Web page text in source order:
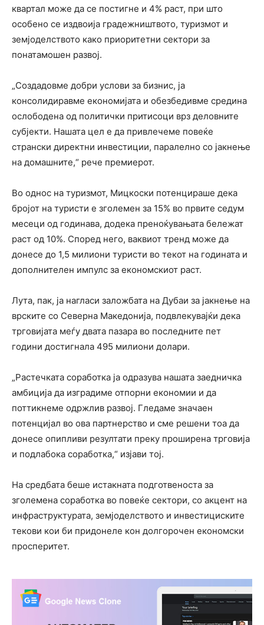
квартал може да се постигне и 4% раст, при што
особено се издвоија градежништвото, туризмот и
земјоделството како приоритетни сектори за
понатамошен развој.
„Создадовме добри услови за бизнис, ја
консолидиравме економијата и обезбедивме средина
ослободена од политички притисоци врз деловните
субјекти. Нашата цел е да привлечеме повеќе
странски директни инвестиции, паралелно со јакнење
на домашните,“ рече премиерот.
Во однос на туризмот, Мицкоски потенцираше дека
бројот на туристи е зголемен за 15% во првите седум
месеци од годинава, додека преноќувањата бележат
раст од 10%. Според него, ваквиот тренд може да
донесе до 1,5 милиони туристи во текот на годината и
дополнителен импулс за економскиот раст.
Лута, пак, ја нагласи заложбата на Дубаи за јакнење на
врските со Северна Македонија, подвлекувајќи дека
трговијата меѓу двата пазара во последните пет
години достигнала 495 милиони долари.
„Растечката соработка ја одразува нашата заедничка
амбиција да изградиме отпорни економии и да
поттикнеме одржлив развој. Гледаме значаен
потенцијал во ова партнерство и сме решени тоа да
донесе опипливи резултати преку проширена трговија
и подлабока соработка,“ изјави тој.
На средбата беше истакната подготвеноста за
зголемена соработка во повеќе сектори, со акцент на
инфраструктурата, земјоделството и инвестициските
текови кои би придонеле кон долгорочен економски
просперитет.